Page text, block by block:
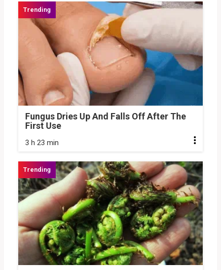
Fungus Dries Up And Falls Off After The
First Use
3 h 23 min